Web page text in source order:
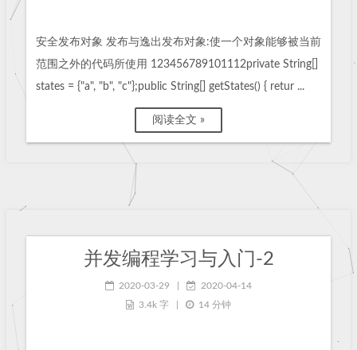
安全发布对象 发布与逸出发布对象:使一个对象能够被当前
范围之外的代码所使用 123456789101112private String[]
states = {"a", "b", "c"};public String[] getStates() { retur ...
阅读全文 »
并发编程学习与入门-2
2020-03-29
2020-04-14
3.4k 字
14 分钟